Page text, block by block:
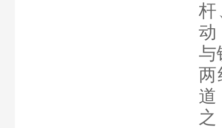
动
与
两
道